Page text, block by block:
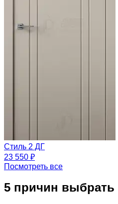
Стиль 2 ДГ
23 550 ₽
Посмотреть все
5 причин выбрать